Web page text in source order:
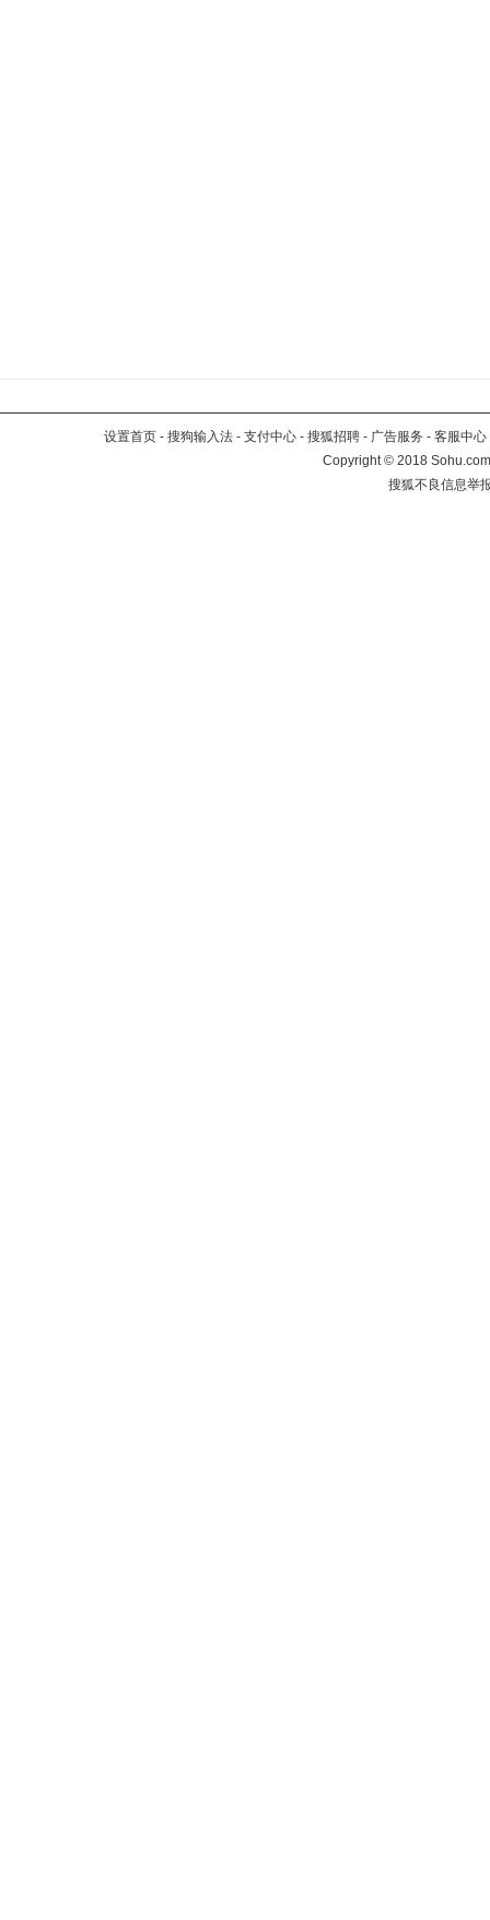
设置首页 - 搜狗输入法 - 支付中心 - 搜狐招聘 - 广告服务 - 客服中心
Copyright©2018
搜狐不良信息举